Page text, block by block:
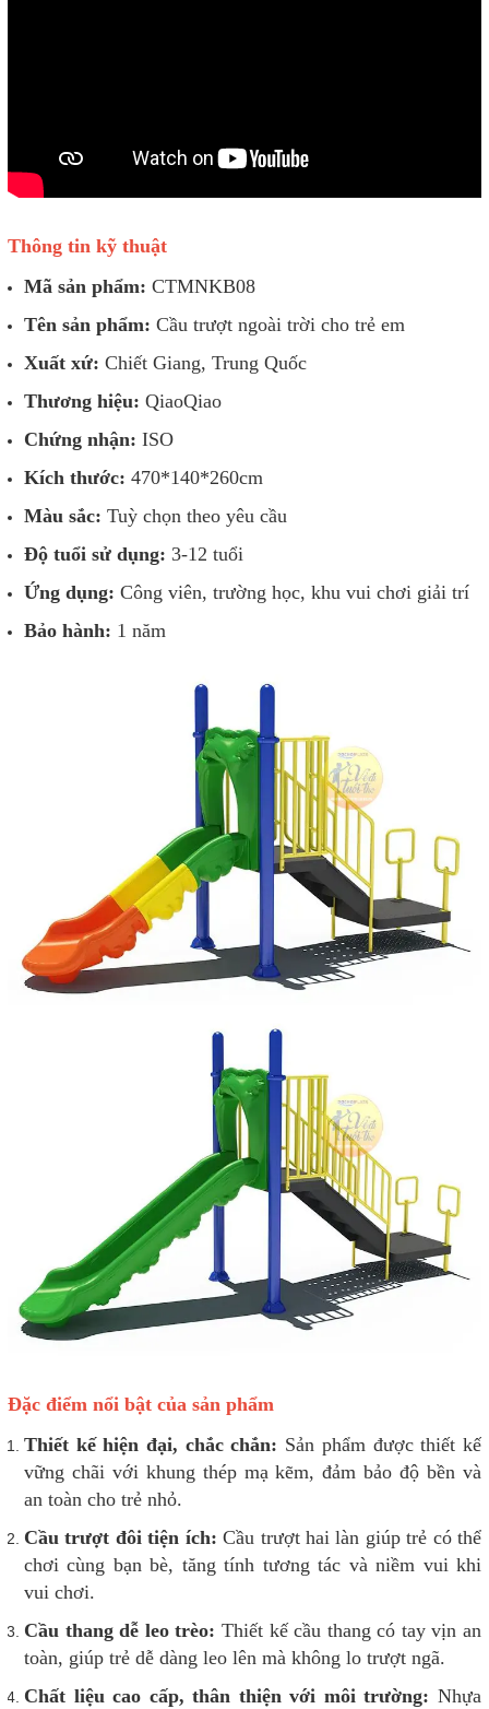
Thông tin kỹ thuật
Mã sản phẩm: CTMNKB08
Tên sản phẩm: Cầu trượt ngoài trời cho trẻ em
Xuất xứ: Chiết Giang, Trung Quốc
Thương hiệu: QiaoQiao
Chứng nhận: ISO
Kích thước: 470*140*260cm
Màu sắc: Tuỳ chọn theo yêu cầu
Độ tuổi sử dụng: 3-12 tuổi
Ứng dụng: Công viên, trường học, khu vui chơi giải trí
Bảo hành: 1 năm
Đặc điểm nổi bật của sản phẩm
Thiết kế hiện đại, chắc chắn: Sản phẩm được thiết kế
vững chãi với khung thép mạ kẽm, đảm bảo độ bền và
an toàn cho trẻ nhỏ.
Cầu trượt đôi tiện ích: Cầu trượt hai làn giúp trẻ có thể
chơi cùng bạn bè, tăng tính tương tác và niềm vui khi
vui chơi.
Cầu thang dễ leo trèo: Thiết kế cầu thang có tay vịn an
toàn, giúp trẻ dễ dàng leo lên mà không lo trượt ngã.
Chất liệu cao cấp, thân thiện với môi trường: Nhựa